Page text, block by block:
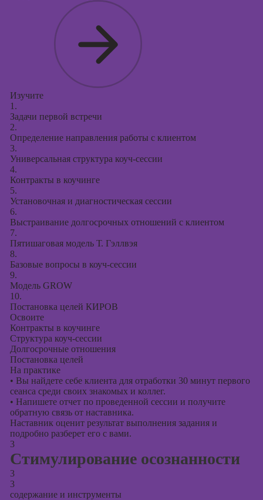
Изучите
1.
Задачи первой встречи
2.
Определение направления работы с клиентом
3.
Универсальная структура коуч-сессии
4.
Контракты в коучинге
5.
Установочная и диагностическая сессии
6.
Выстраивание долгосрочных отношений с клиентом
7.
Пятишаговая модель Т. Гэллвэя
8.
Базовые вопросы в коуч-сессии
9.
Модель GROW
10.
Постановка целей КИРОВ
Освоите
Контракты в коучинге
Структура коуч-сессии
Долгосрочные отношения
Постановка целей
На практике
• Вы найдете себе клиента для отработки 30 минут первого
сеанса среди своих знакомых и коллег.
• Напишете отчет по проведенной сессии и получите
обратную связь от наставника.
Наставник оценит результат выполнения задания и
подробно разберет его с вами.
3
Стимулирование осознанности
3
3
содержание и инструменты